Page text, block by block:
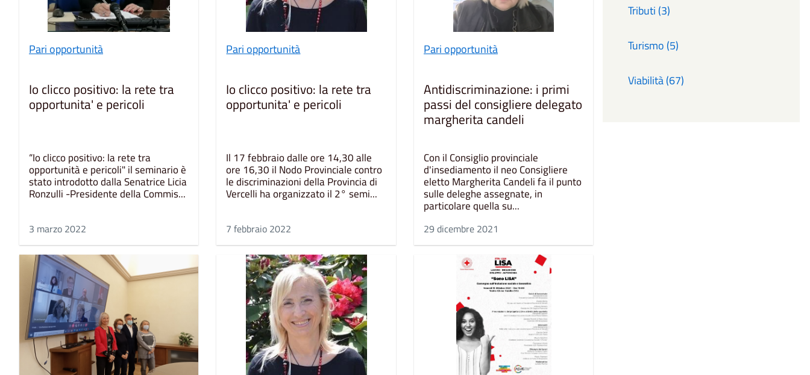
Pari opportunità
Io clicco positivo: la rete tra
opportunita' e pericoli
“Io clicco positivo: la rete tra
opportunità e pericoli" il seminario è
stato introdotto dalla Senatrice Licia
Ronzulli -Presidente della Commis...
3 marzo 2022
Pari opportunità
Io clicco positivo: la rete tra
opportunita' e pericoli
Il 17 febbraio dalle ore 14,30 alle
ore 16,30 il Nodo Provinciale contro
le discriminazioni della Provincia di
Vercelli ha organizzato il 2° semi...
7 febbraio 2022
Pari opportunità
Antidiscriminazione: i primi
passi del consigliere delegato
margherita candeli
Con il Consiglio provinciale
d'insediamento il neo Consigliere
eletto Margherita Candeli fa il punto
sulle deleghe assegnate, in
particolare quella su...
29 dicembre 2021
Tributi (3)
Turismo (5)
Viabilità (67)